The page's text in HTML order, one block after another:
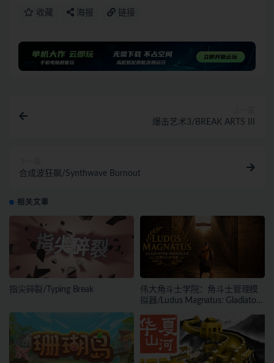
收藏 海报 链接
爆击艺术3/BREAK ARTS III
合成波狂飙/Synthwave Burnout
相关文章
指尖碎裂/Typing Break
伟大角斗士学院：角斗士管理模
拟器/Ludus Magnatus: Gladiator